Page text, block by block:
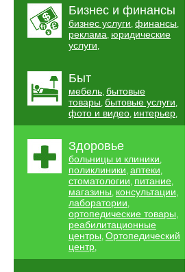
Бизнес и финансы
бизнес услуги, финансы,
реклама, юридические
услуги,
Быт
мебель, бытовые
товары, бытовые услуги,
фото и видео, интерьер,
Здоровье
больницы и клиники,
поликлиники, аптеки,
стоматологии, питание,
магазины, консультации,
лаборатории,
ортопедические товары,
реабилитационные
центры, Ортопедический
центр,